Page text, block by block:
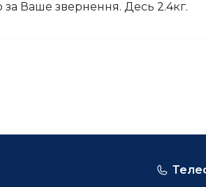
Ваше звернення. Десь 2.4кг.